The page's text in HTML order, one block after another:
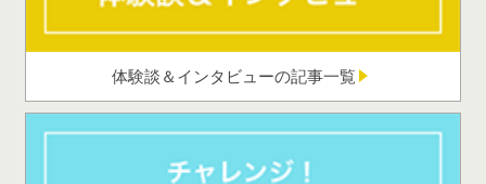
体験談＆インタビューの記事一覧